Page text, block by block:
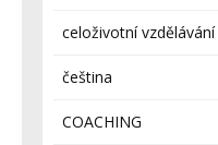
celoživotní vzdělávání
čeština
COACHING